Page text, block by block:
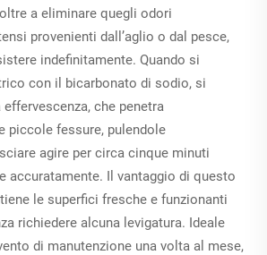
a eliminare quegli odori
provenienti dall’aglio o dal pesce,
indefinitamente. Quando si
con il bicarbonato di sodio, si
effervescenza, che penetra
piccole fessure, pulendole
agire per circa cinque minuti
accuratamente. Il vantaggio di questo
le superfici fresche e funzionanti
richiedere alcuna levigatura. Ideale
di manutenzione una volta al mese,